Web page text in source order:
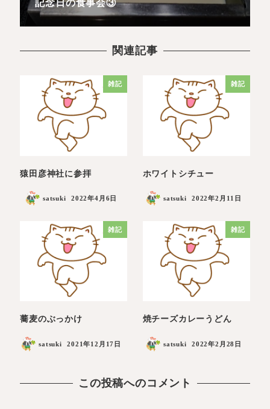
記念日の食事会③
関連記事
雑記
猿田彦神社に参拝
satsuki 2022年4月6日
雑記
ホワイトシチュー
satsuki 2022年2月11日
雑記
蕎麦のぶっかけ
satsuki 2021年12月17日
雑記
焼チーズカレーうどん
satsuki 2022年2月28日
この投稿へのコメント